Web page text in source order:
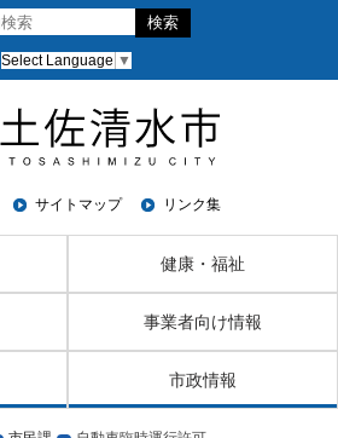
Select Language ▼
サイトマップ リンク集
健康・福祉
事業者向け情報
市政情報